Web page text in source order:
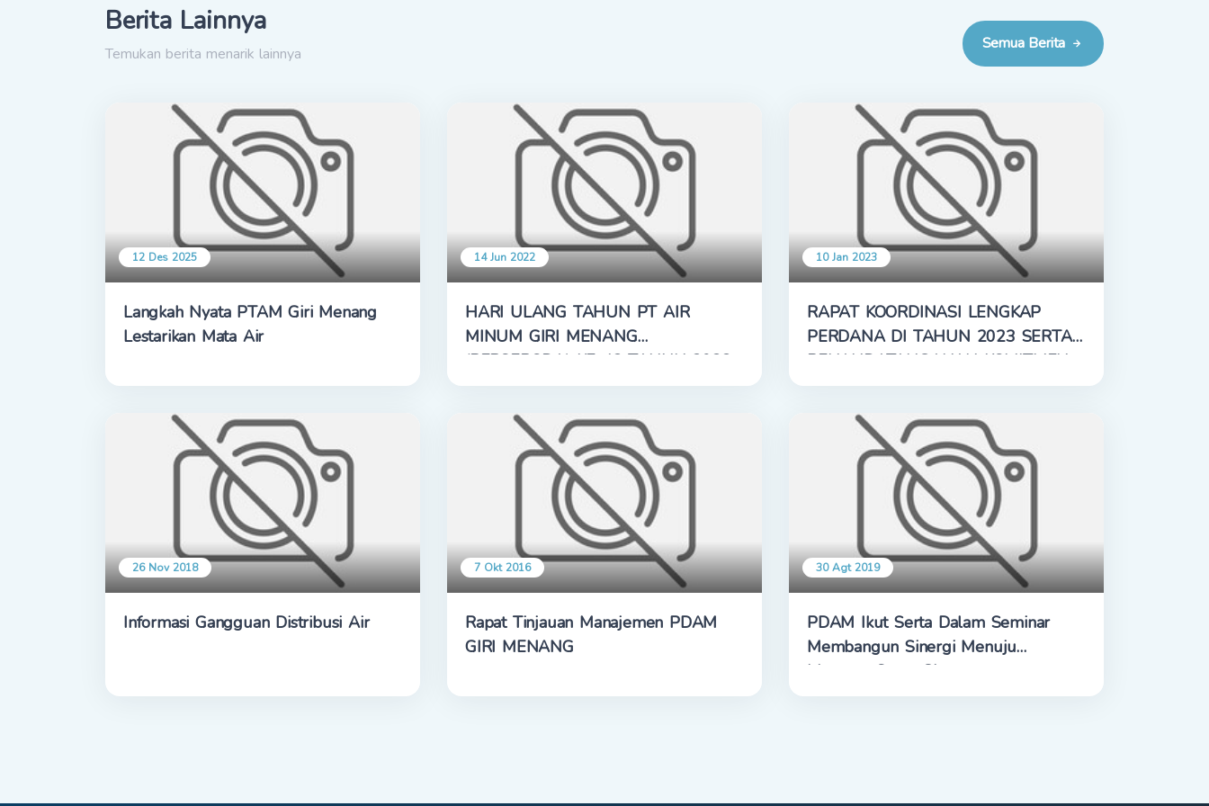
Berita Lainnya
Temukan berita menarik lainnya
Semua Berita
12 Des 2025
Langkah Nyata PTAM Giri Menang
Lestarikan Mata Air
14 Jun 2022
HARI ULANG TAHUN PT AIR
MINUM GIRI MENANG
(PERSERODA) KE-42 TAHUN 2022
10 Jan 2023
RAPAT KOORDINASI LENGKAP
PERDANA DI TAHUN 2023 SERTA
PENANDATANGANAN KOMITMEN
DAN PAKTA INTEGRITAS
26 Nov 2018
Informasi Gangguan Distribusi Air
7 Okt 2016
Rapat Tinjauan Manajemen PDAM
GIRI MENANG
30 Agt 2019
PDAM Ikut Serta Dalam Seminar
Membangun Sinergi Menuju
Mataram Sport City